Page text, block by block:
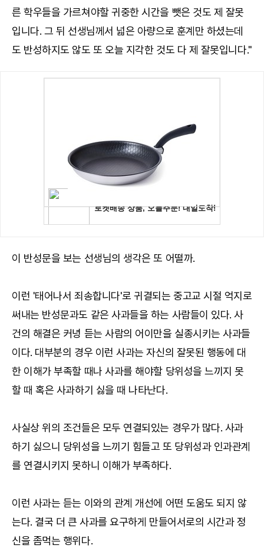
른 학우들을 가르쳐야할 귀중한 시간을 뺏은 것도 제 잘못
입니다. 그 뒤 선생님께서 넓은 아량으로 훈계만 하셨는데
도 반성하지도 않도 또 오늘 지각한 것도 다 제 잘못입니다."
이 반성문을 보는 선생님의 생각은 또 어떨까.
이런 '태어나서 죄송합니다'로 귀결되는 중고교 시절 억지로
써내는 반성문과도 같은 사과들을 하는 사람들이 있다. 사
건의 해결은 커녕 듣는 사람의 어이만을 실종시키는 사과들
이다. 대부분의 경우 이런 사과는 자신의 잘못된 행동에 대
한 이해가 부족할 때나 사과를 해야할 당위성을 느끼지 못
할 때 혹은 사과하기 싫을 때 나타난다.
사실상 위의 조건들은 모두 연결되있는 경우가 많다. 사과
하기 싫으니 당위성을 느끼기 힘들고 또 당위성과 인과관계
를 연결시키지 못하니 이해가 부족하다.
이런 사과는 듣는 이와의 관계 개선에 어떤 도움도 되지 않
는다. 결국 더 큰 사과를 요구하게 만들어서로의 시간과 정
신을 좀먹는 행위다.